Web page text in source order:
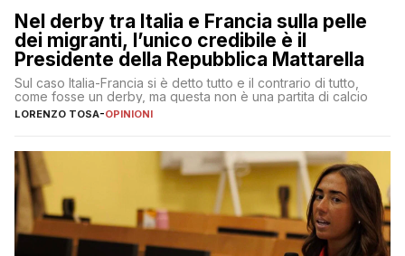
Nel derby tra Italia e Francia sulla pelle
dei migranti, l’unico credibile è il
Presidente della Repubblica Mattarella
Sul caso Italia-Francia si è detto tutto e il contrario di tutto,
come fosse un derby, ma questa non è una partita di calcio
LORENZO TOSA-OPINIONI